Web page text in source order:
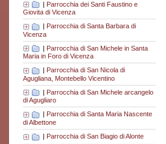
| Parrocchia dei Santi Faustino e
Giovita di Vicenza
Parrocchia di Santa Barbara di
Vicenza
| Parrocchia di San Michele in Santa
Maria in Foro di Vicenza
Parrocchia di San Nicola di
Agugliana, Montebello Vicentino
| Parrocchia di San Michele arcangelo
di Agugliaro
Parrocchia di Santa Maria Nascente
di Albettone
| Parrocchia di San Biagio di Alonte